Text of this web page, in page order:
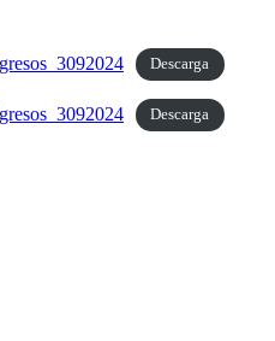
Descarga
Descarga